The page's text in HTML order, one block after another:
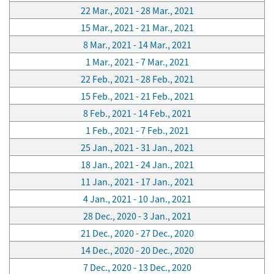
22 Mar., 2021 - 28 Mar., 2021
15 Mar., 2021 - 21 Mar., 2021
8 Mar., 2021 - 14 Mar., 2021
1 Mar., 2021 - 7 Mar., 2021
22 Feb., 2021 - 28 Feb., 2021
15 Feb., 2021 - 21 Feb., 2021
8 Feb., 2021 - 14 Feb., 2021
1 Feb., 2021 - 7 Feb., 2021
25 Jan., 2021 - 31 Jan., 2021
18 Jan., 2021 - 24 Jan., 2021
11 Jan., 2021 - 17 Jan., 2021
4 Jan., 2021 - 10 Jan., 2021
28 Dec., 2020 - 3 Jan., 2021
21 Dec., 2020 - 27 Dec., 2020
14 Dec., 2020 - 20 Dec., 2020
7 Dec., 2020 - 13 Dec., 2020